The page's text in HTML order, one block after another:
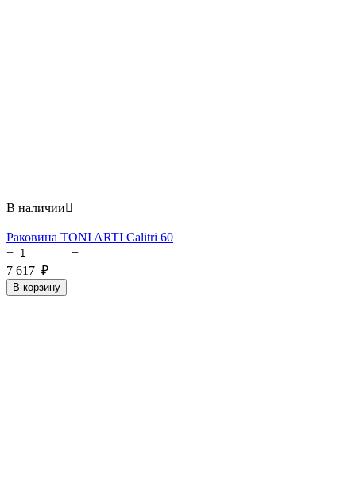
В наличии
Раковина TONI ARTI Calitri 60
+
−
7 617 ₽
В корзину